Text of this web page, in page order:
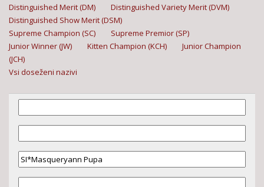
Distinguished Merit (DM)
Distinguished Variety Merit (DVM)
Distinguished Show Merit (DSM)
Supreme Champion (SC)
Supreme Premior (SP)
Junior Winner (JW)
Kitten Champion (KCH)
Junior Champion
(JCH)
Vsi doseženi nazivi